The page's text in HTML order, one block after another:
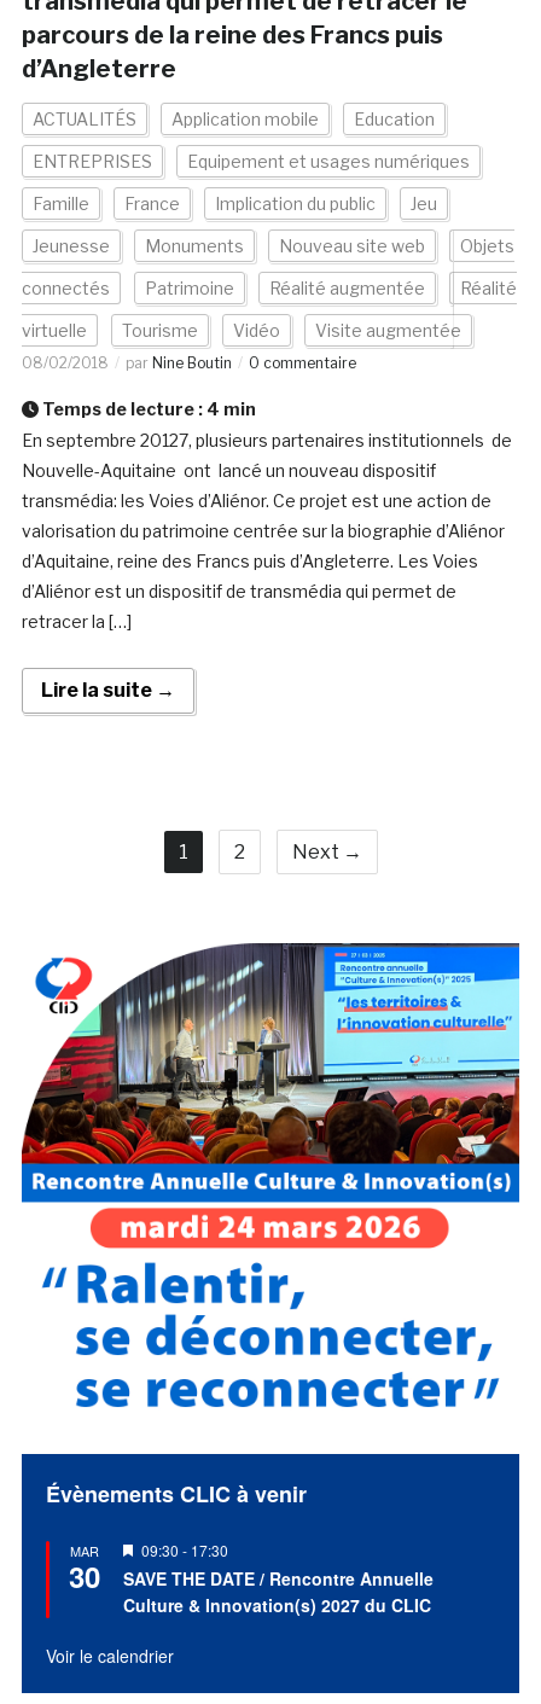
parcours de la reine des Francs puis
d’Angleterre
ACTUALITÉS Application mobile Education
ENTREPRISES Equipement et usages numériques
Famille France Implication du public Jeu
Jeunesse Monuments Nouveau site web Objets
connectés Patrimoine Réalité augmentée Réalité
virtuelle Tourisme Vidéo Visite augmentée
08/02/2018 par Nine Boutin 0 commentaire
Temps de lecture : 4 min
En septembre 20127, plusieurs partenaires institutionnels de
Nouvelle-Aquitaine ont lancé un nouveau dispositif
transmédia: les Voies d’Aliénor. Ce projet est une action de
valorisation du patrimoine centrée sur la biographie d’Aliénor
d’Aquitaine, reine des Francs puis d’Angleterre. Les Voies
d’Aliénor est un dispositif de transmédia qui permet de
retracer la […]
Lire la suite →
1 2 Next →
Évènements CLIC à venir
MAR
30
Mis
en
avant
09:30 - 17:30
SAVE THE DATE / Rencontre Annuelle
Culture & Innovation(s) 2027 du CLIC
Voir le calendrier